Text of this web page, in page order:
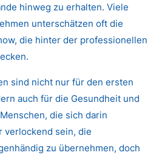
hinweg zu erhalten. Viele
unterschätzen oft die
die hinter der professionellen
sind nicht nur für den ersten
auch für die Gesundheit und
die sich darin
verlockend sein, die
zu übernehmen, doch